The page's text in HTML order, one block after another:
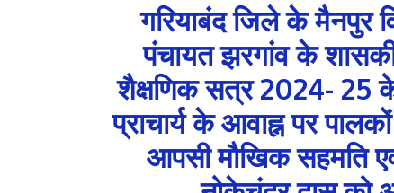
गरियाबंद जिले के मैनपुर
पंचायत झरगांव के
शैक्षणिक सत्र 2024- 25
प्राचार्य के आवाह्न पर
आपसी मौखिक सहमति